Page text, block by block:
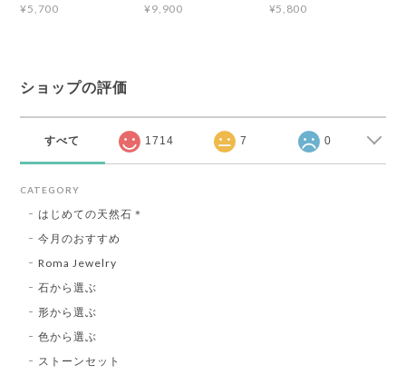
¥5,700
¥9,900
¥5,800
ショップの評価
すべて 1714 7 0
CATEGORY
はじめての天然石＊
今月のおすすめ
Roma Jewelry
石から選ぶ
形から選ぶ
色から選ぶ
ストーンセット